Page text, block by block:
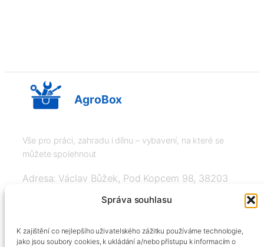
Správa souhlasu
K zajištění co nejlepšího uživatelského zážitku používáme technologie,
jako jsou soubory cookies, k ukládání a/nebo přístupu k informacím o
AgroBox
Vše pro práci, zahradu i dílnu – vybavení, na které se
můžete spolehnout
Adresa: Václav Bůžek, Pod Kopcem 98, 38203
+420606334248, info@agrobox.cz